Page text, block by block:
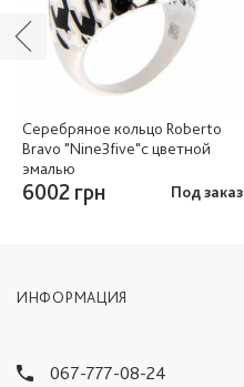
Серебряное кольцо Roberto
Bravo "Nine3five"c цветной
эмалью
6002 грн Под заказ
ИНФОРМАЦИЯ
067-777-08-24